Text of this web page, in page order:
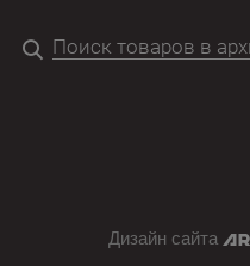
Дизайн сайта